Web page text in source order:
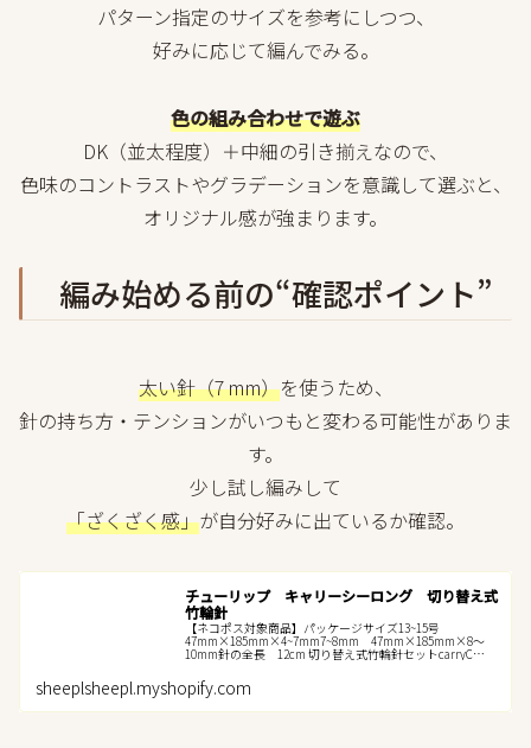
パターン指定のサイズを参考にしつつ、
好みに応じて編んでみる。
色の組み合わせで遊ぶ
DK（並太程度）＋中細の引き揃えなので、
色味のコントラストやグラデーションを意識して選ぶと、
オリジナル感が強まります。
編み始める前の“確認ポイント”
太い針（7 mm）を使うため、
針の持ち方・テンションがいつもと変わる可能性がありま
す。
少し試し編みして
「ざくざく感」が自分好みに出ているか確認。
チューリップ キャリーシーロング 切り替え式
竹輪針
【ネコポス対象商品】パッケージサイズ13~15号
47mm×185mm×4~7mm7~8mm 47mm×185mm×8〜
10mm針の全長 12cm 切り替え式竹輪針セットcarryC
Longの単品です。
sheeplsheepl.myshopify.com